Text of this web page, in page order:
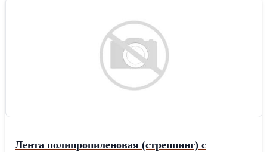
Лента полипропиленовая (стреппинг) с